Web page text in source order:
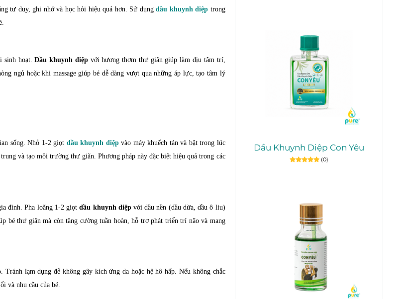
tư duy, ghi nhớ và học hỏi hiệu quả hơn. Sử dụng dầu khuynh diệp trong
sinh hoạt.Dầu khuynh diệpvới hương thơm thư giãn giúp làm dịu tâm trí,
ngủ hoặc khi massage giúp bé dễ dàng vượt qua những áp lực, tạo tâm lý
sống. Nhỏ 1-2 giọt dầu khuynh diệpvào máy khuếch tán và bật trong lúc
và tạo môi trường thư giãn. Phương pháp này đặc biệt hiệu quả trong các
đình. Pha loãng 1-2 giọtdầu khuynh diệpvới dầu nền (dầu dừa, dầu ô liu)
bé thư giãn mà còn tăng cường tuần hoàn, hỗ trợ phát triển trí não và mang
Tránh lạm dụng để không gây kích ứng da hoặc hệ hô hấp. Nếu không chắc
và nhu cầu của bé.
Dầu Khuynh Diệp Con Yêu
(0)